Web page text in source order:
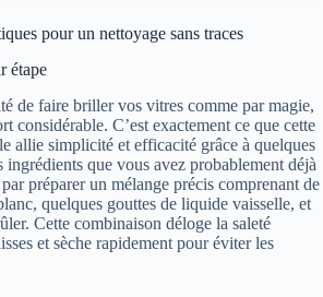
pour un nettoyage sans traces
étape
de faire briller vos vitres comme par magie,
considérable. C’est exactement ce que cette
allie simplicité et efficacité grâce à quelques
ingrédients que vous avez probablement déjà
préparer un mélange précis comprenant de
quelques gouttes de liquide vaisselle, et
Cette combinaison déloge la saleté
et sèche rapidement pour éviter les